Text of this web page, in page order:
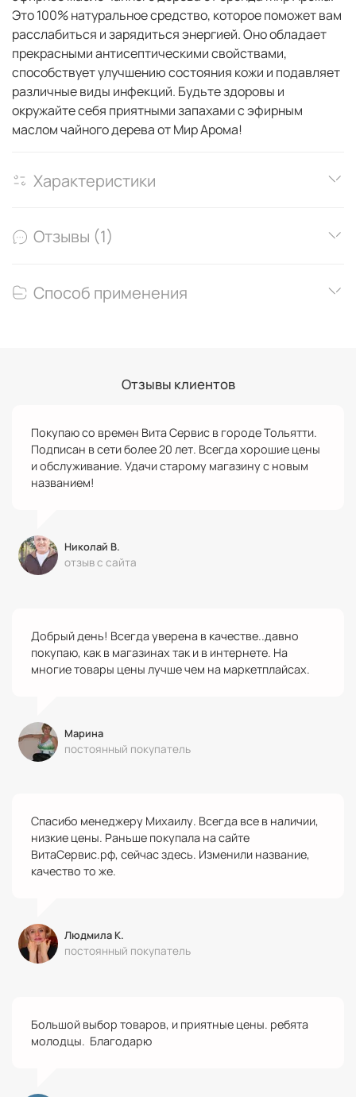
Это 100% натуральное средство, которое поможет вам
расслабиться и зарядиться энергией. Оно обладает
прекрасными антисептическими свойствами,
способствует улучшению состояния кожи и подавляет
различные виды инфекций. Будьте здоровы и
окружайте себя приятными запахами с эфирным
маслом чайного дерева от Мир Арома!
Характеристики
Отзывы (1)
Способ применения
Отзывы клиентов
Покупаю со времен Вита Сервис в городе Тольятти.
Подписан в сети более 20 лет. Всегда хорошие цены
и обслуживание. Удачи старому магазину с новым
названием!
Николай В.
отзыв с сайта
Добрый день! Всегда уверена в качестве..давно
покупаю, как в магазинах так и в интернете. На
многие товары цены лучше чем на маркетплайсах.
Марина
постоянный покупатель
Спасибо менеджеру Михаилу. Всегда все в наличии,
низкие цены. Раньше покупала на сайте
ВитаСервис.рф, сейчас здесь. Изменили название,
качество то же.
Людмила К.
постоянный покупатель
Большой выбор товаров, и приятные цены. ребята
молодцы. Благодарю